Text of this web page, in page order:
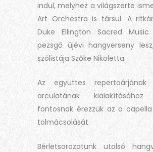
indul, melyhez a világszerte
Art Orchestra is társul. A
Duke Ellington Sacred Music
pezsgő újévi hangverseny
szólistája Szőke Nikoletta.
Az együttes
arculatának kialakításához
fontosnak érezzük az a
tolmácsolását.
Bérletsorozatunk utolsó